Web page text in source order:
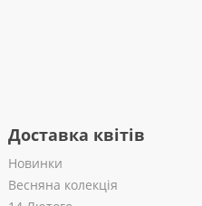
Доставка квітів
Новинки
Весняна колекція